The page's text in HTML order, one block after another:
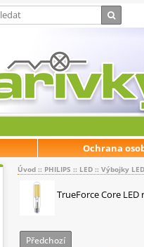
Ochrana
Úvod :: PHILIPS :: LED :: Výbojky LED
TrueForce Core LED
Předchozí